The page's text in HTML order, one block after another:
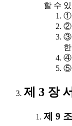
할 수
①
②
③
④
⑤
제 3 장
제 9